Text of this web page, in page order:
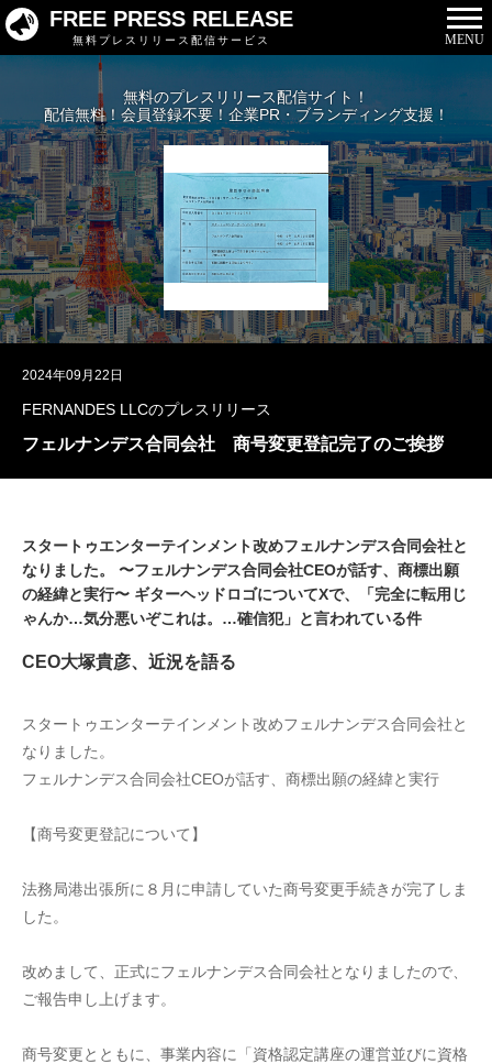
FREE PRESS RELEASE
無料プレスリリース配信サービス MENU
無料のプレスリリース配信サイト！
配信無料！会員登録不要！企業PR・ブランディング支援！
2024年09月22日
FERNANDES LLCのプレスリリース
フェルナンデス合同会社 商号変更登記完了のご挨拶
スタートゥエンターテインメント改めフェルナンデス合同会社と
なりました。 〜フェルナンデス合同会社CEOが話す、商標出願
の経緯と実行〜 ギターヘッドロゴについてXで、「完全に転用じ
ゃんか…気分悪いぞこれは。…確信犯」と言われている件
CEO大塚貴彦、近況を語る
スタートゥエンターテインメント改めフェルナンデス合同会社と
なりました。
フェルナンデス合同会社CEOが話す、商標出願の経緯と実行
【商号変更登記について】
法務局港出張所に８月に申請していた商号変更手続きが完了しま
した。
改めまして、正式にフェルナンデス合同会社となりましたので、
ご報告申し上げます。
商号変更とともに、事業内容に「資格認定講座の運営並びに資格